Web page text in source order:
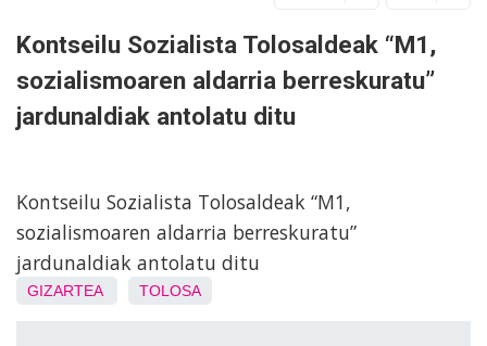
Kontseilu Sozialista Tolosaldeak “M1,
sozialismoaren aldarria berreskuratu”
jardunaldiak antolatu ditu
Kontseilu Sozialista Tolosaldeak “M1,
sozialismoaren aldarria berreskuratu”
jardunaldiak antolatu ditu
GIZARTEA TOLOSA